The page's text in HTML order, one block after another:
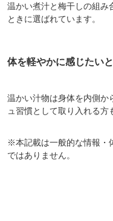
温かい煮汁と梅干しの組み
ときに選ばれています。
体を軽やかに感じたい
温かい汁物は身体を内側か
ュ習慣として取り入れる方
※本記載は一般的な情報・
ではありません。